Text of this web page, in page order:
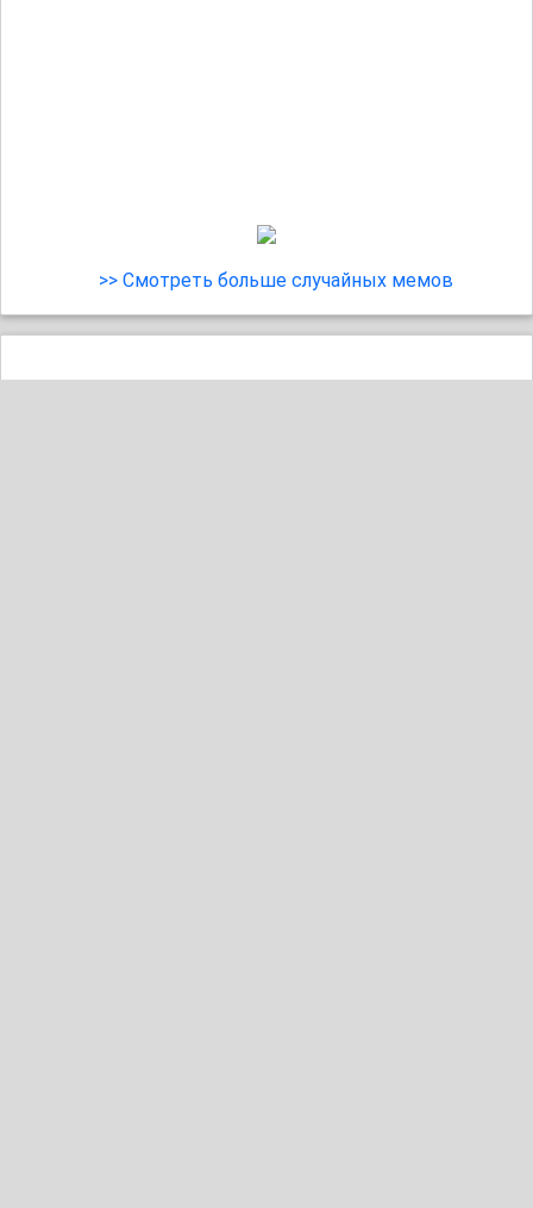
>> Смотреть больше случайных мемов